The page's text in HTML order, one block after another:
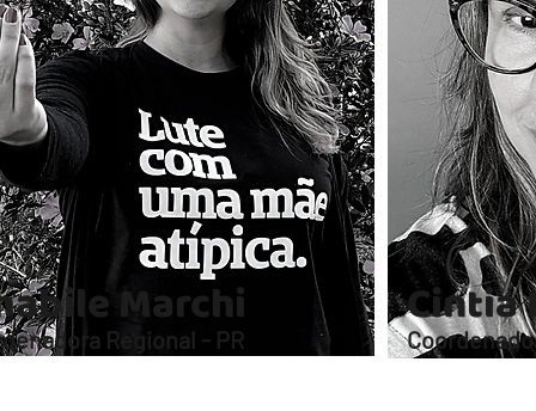
Marchi
Regional - PR
Cintia